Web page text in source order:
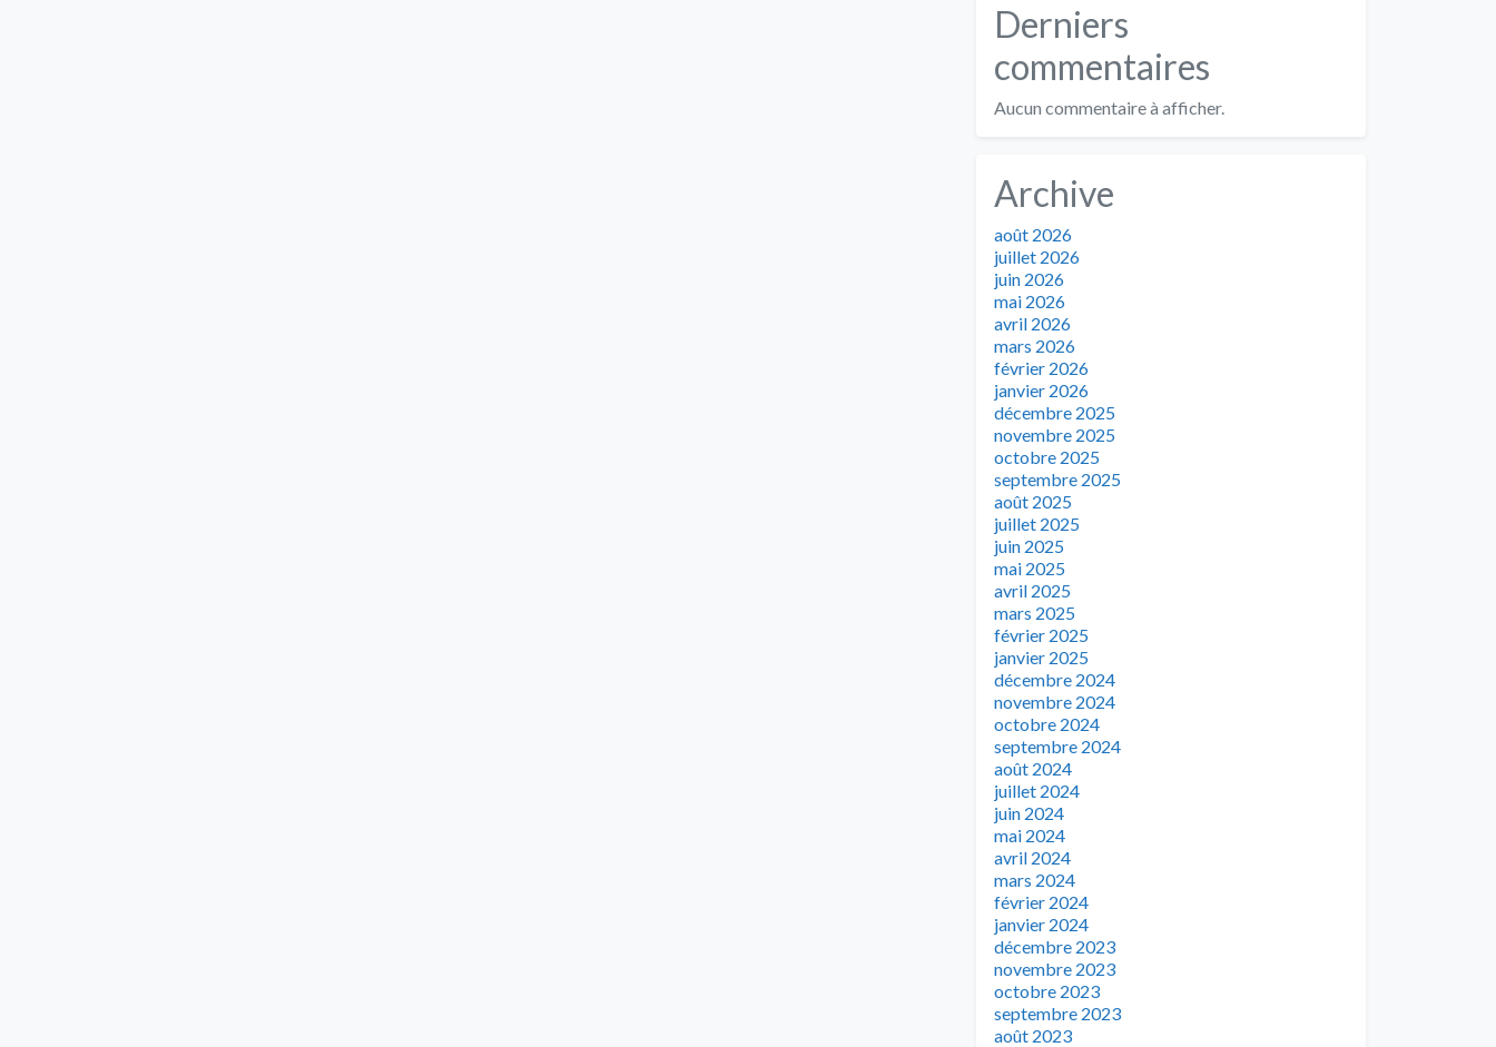
Derniers
commentaires
Aucun commentaire à afficher.
Archive
août 2026
juillet 2026
juin 2026
mai 2026
avril 2026
mars 2026
février 2026
janvier 2026
décembre 2025
novembre 2025
octobre 2025
septembre 2025
août 2025
juillet 2025
juin 2025
mai 2025
avril 2025
mars 2025
février 2025
janvier 2025
décembre 2024
novembre 2024
octobre 2024
septembre 2024
août 2024
juillet 2024
juin 2024
mai 2024
avril 2024
mars 2024
février 2024
janvier 2024
décembre 2023
novembre 2023
octobre 2023
septembre 2023
août 2023